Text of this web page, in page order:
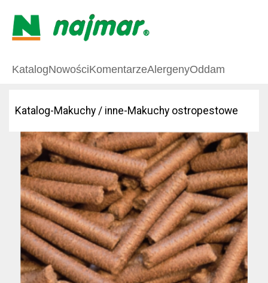
KatalogNowościKomentarzeAlergenyOddam
Katalog-Makuchy / inne-Makuchy ostropestowe